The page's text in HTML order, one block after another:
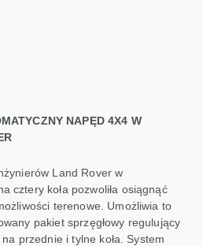
NAPĘD 4X4 W
Land Rover w
cztery koła pozwoliła osiągnąć
terenowe. Umożliwia to
pakiet sprzęgłowy regulujący
przednie i tylne koła. System